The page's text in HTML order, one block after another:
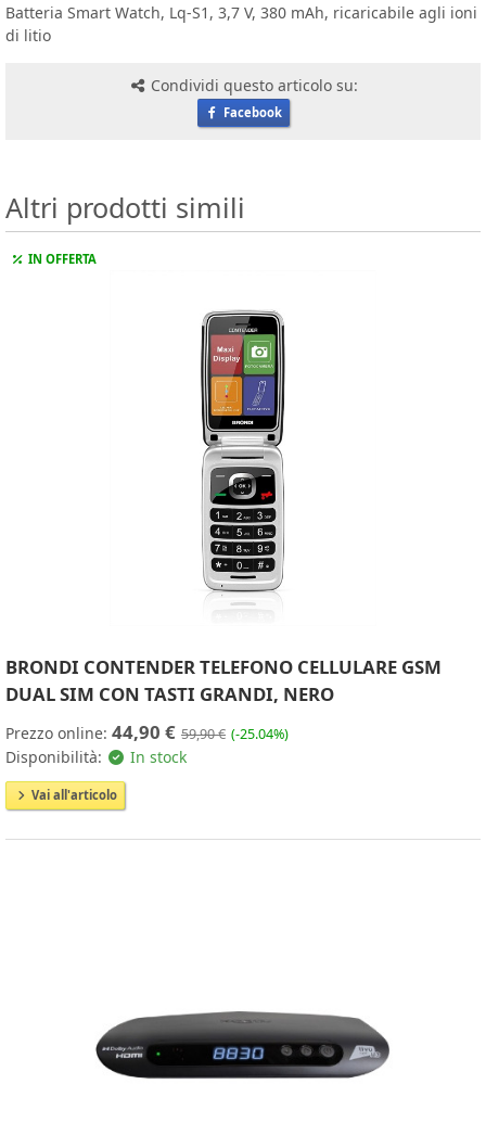
Batteria Smart Watch, Lq-S1, 3,7 V, 380 mAh, ricaricabile agli ioni
di litio
Condividi questo articolo su:
Facebook
Altri prodotti simili
IN OFFERTA
BRONDI CONTENDER TELEFONO CELLULARE GSM
DUAL SIM CON TASTI GRANDI, NERO
Prezzo online: 44,90 € 59,90 € (-25.04%)
Disponibilità: In stock
Vai all'articolo